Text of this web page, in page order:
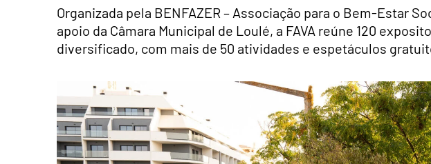
Organizada pela BENFAZER – Associação para o Bem-Estar
apoio da Câmara Municipal de Loulé, a FAVA reúne 120
diversificado, com mais de 50 atividades e espetáculos